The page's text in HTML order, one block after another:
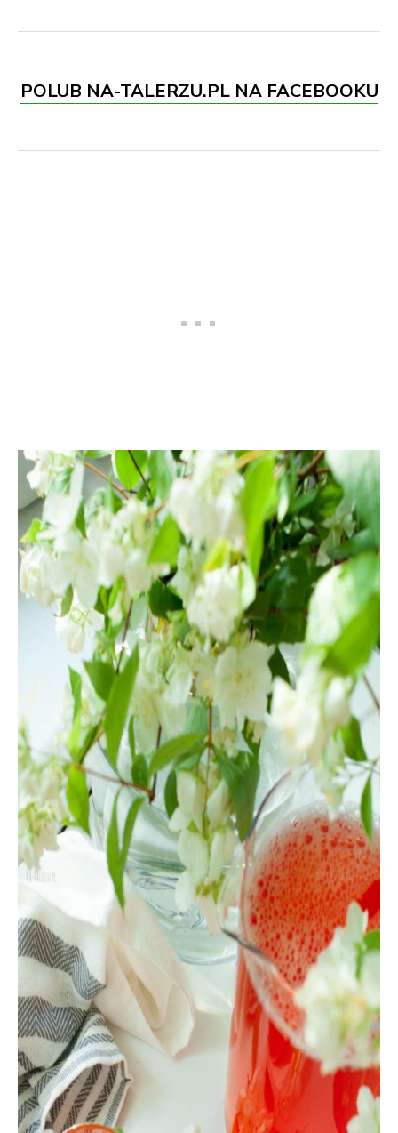
POLUB NA-TALERZU.PL NA FACEBOOKU